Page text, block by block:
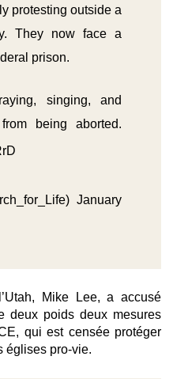
protesting outside a
They now face a
prison.
singing, and
being aborted.
January
Mike Lee, a accusé
deux poids deux mesures
qui est censée protéger
églises pro-vie.